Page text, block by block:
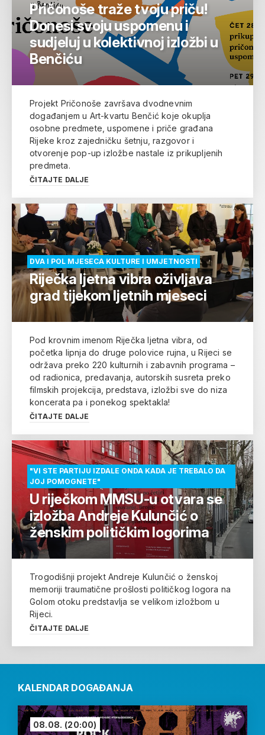
Pričonoše traže tvoju priču!
Donesi svoju uspomenu i
sudjeluj u kolektivnoj izložbi u
Benčiću
Projekt Pričonoše završava dvodnevnim
događanjem u Art-kvartu Benčić koje okuplja
osobne predmete, uspomene i priče građana
Rijeke kroz zajedničku šetnju, razgovor i
otvorenje pop-up izložbe nastale iz prikupljenih
predmeta.
ČITAJTE DALJE
DVA I POL MJESECA KULTURE I UMJETNOSTI
Riječka ljetna vibra oživljava
grad tijekom ljetnih mjeseci
Pod krovnim imenom Riječka ljetna vibra, od
početka lipnja do druge polovice rujna, u Rijeci se
održava preko 220 kulturnih i zabavnih programa –
od radionica, predavanja, autorskih susreta preko
filmskih projekcija, predstava, izložbi sve do niza
koncerata pa i ponekog spektakla!
ČITAJTE DALJE
"VI STE PARTIJU IZDALE ONDA KADA JE TREBALO DA
JOJ POMOGNETE"
U riječkom MMSU-u otvara se
izložba Andreje Kulunčić o
ženskim političkim logorima
Trogodišnji projekt Andreje Kulunčić o ženskoj
memoriji traumatične prošlosti političkog logora na
Golom otoku predstavlja se velikom izložbom u
Rijeci.
ČITAJTE DALJE
KALENDAR DOGAĐANJA
08.08. (20:00)